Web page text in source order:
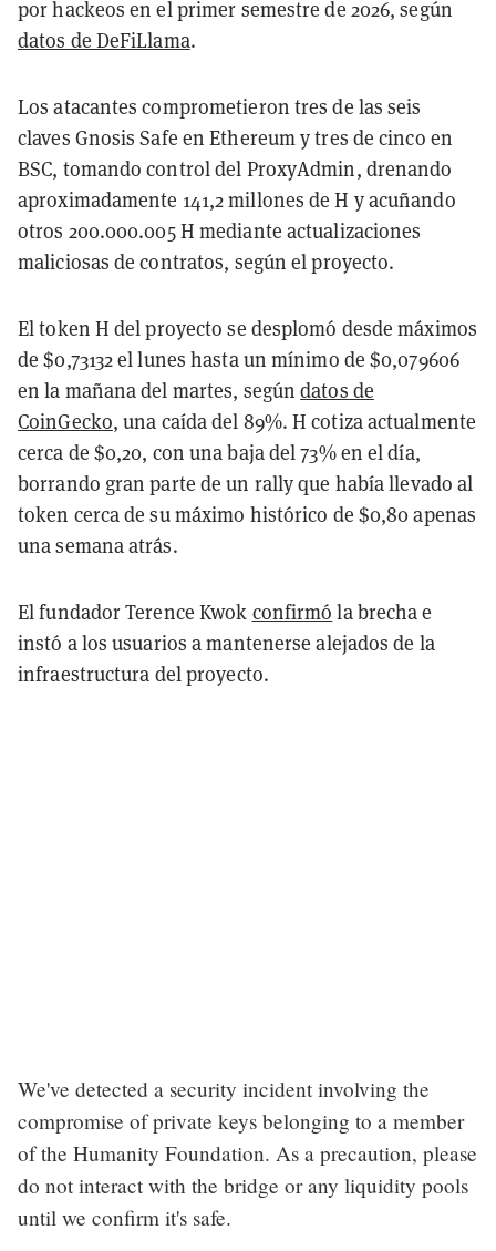
por hackeos en el primer semestre de 2026, según
datos de DeFiLlama.
Los atacantes comprometieron tres de las seis
claves Gnosis Safe en Ethereum y tres de cinco en
BSC, tomando control del ProxyAdmin, drenando
aproximadamente 141,2 millones de H y acuñando
otros 200.000.005 H mediante actualizaciones
maliciosas de contratos, según el proyecto.
El token H del proyecto se desplomó desde máximos
de $0,73132 el lunes hasta un mínimo de $0,079606
en la mañana del martes, segúndatos de
CoinGecko, una caída del 89%. H cotiza actualmente
cerca de $0,20, con una baja del 73% en el día,
borrando gran parte de un rally que había llevado al
token cerca de su máximo histórico de $0,80 apenas
una semana atrás.
El fundador Terence Kwok confirmó la brecha e
instó a los usuarios a mantenerse alejados de la
infraestructura del proyecto.
We've detected a security incident involving the
compromise of private keys belonging to a member
of the Humanity Foundation. As a precaution, please
do not interact with the bridge or any liquidity pools
until we confirm it's safe.